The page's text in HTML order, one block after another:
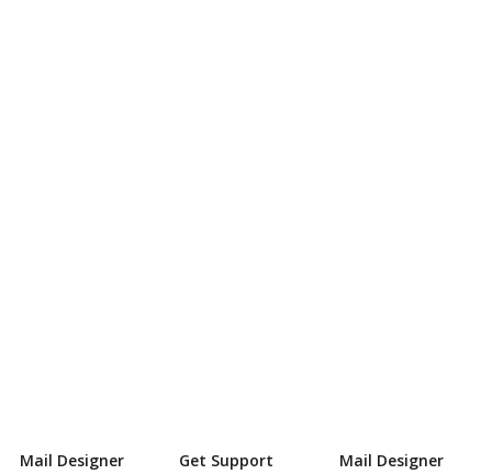
Mail Designer
Get Support
Mail Designer